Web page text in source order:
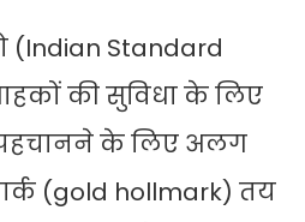
(Indian Standard
की सुविधा के लिए
पहचानने के लिए अलग
(gold hollmark) तय